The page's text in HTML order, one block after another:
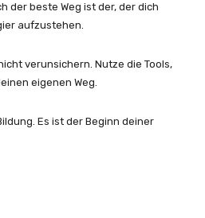
der beste Weg ist der, der dich
aufzustehen.
verunsichern. Nutze die Tools,
eigenen Weg.
Es ist der Beginn deiner